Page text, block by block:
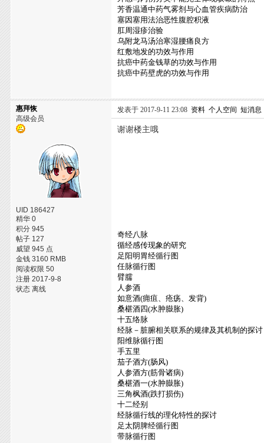
芳香温通中药气雾剂与心血管疾病防治
塞因塞用法治恶性腹腔积液
肛周湿疹治验
乌附龙马汤治寒湿腰痛良方
红敷地发的功效与作用
抗癌中药金钱草的功效与作用
抗癌中药壁虎的功效与作用
惠拜恢
高级会员
UID 186427
精华 0
积分 945
帖子 127
威望 945 点
金钱 3160 RMB
阅读权限 50
注册 2017-9-8
状态 离线
发表于 2017-9-11 23:08 资料 个人空间 短消息
谢谢楼主哦
奇经八脉
循经感传现象的研究
足阳明胃经循行图
任脉循行图
臂臑
人参酒
如意酒(痈疽、疮疡、发背)
桑椹酒四(水肿臌胀)
十五络脉
经脉－脏腑相关联系的规律及其机制的探讨
阳维脉循行图
手五里
茄子酒方(肠风)
人参酒方(筋骨诸病)
桑椹酒一(水肿臌胀)
三角枫酒(跌打损伤)
十二经别
经脉循行线的理化特性的探讨
足太阴脾经循行图
带脉循行图